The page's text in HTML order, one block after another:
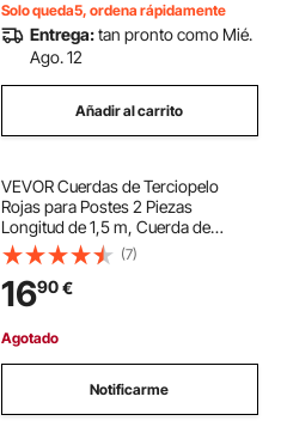
Solo queda5, ordena rápidamente
Entrega:tan pronto como Mié.
Ago. 12
Añadir al carrito
VEVOR Cuerdas de Terciopelo
Rojas para Postes 2 Piezas
Longitud de 1,5 m, Cuerda de
Barrera con Ganchos Dorados para
Control de Multitudes, Barrera
Separadora para Eventos, Cines,
Hoteles, Fiestas
(7)
1690€
Agotado
Notificarme